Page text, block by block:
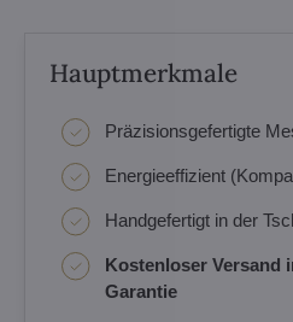
Hauptmerkmale
Präzisionsgefertigte
Energieeffizient
Handgefertigt in der
Kostenloser Versand
Garantie